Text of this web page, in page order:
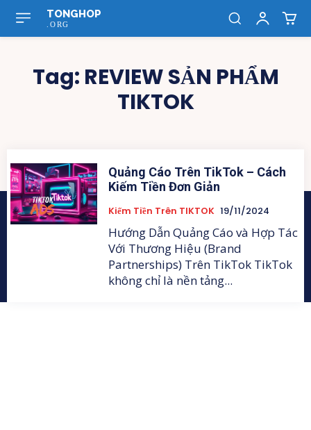
TONGHOP
.ORG
Tag: REVIEW SẢN PHẨM
TIKTOK
Quảng Cáo Trên TikTok – Cách
Kiếm Tiền Đơn Giản
Kiếm Tiền Trên TIKTOK 19/11/2024
Hướng Dẫn Quảng Cáo và Hợp Tác
Với Thương Hiệu (Brand
Partnerships) Trên TikTok TikTok
không chỉ là nền tảng...